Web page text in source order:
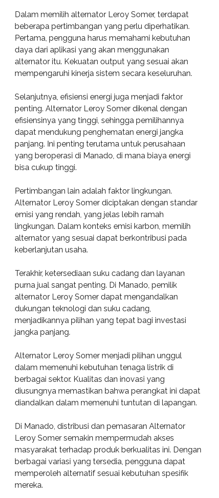
Dalam memilih alternator Leroy Somer, terdapat
beberapa pertimbangan yang perlu diperhatikan.
Pertama, pengguna harus memahami kebutuhan
daya dari aplikasi yang akan menggunakan
alternator itu. Kekuatan output yang sesuai akan
mempengaruhi kinerja sistem secara keseluruhan.
Selanjutnya, efisiensi energi juga menjadi faktor
penting. Alternator Leroy Somer dikenal dengan
efisiensinya yang tinggi, sehingga pemilihannya
dapat mendukung penghematan energi jangka
panjang. Ini penting terutama untuk perusahaan
yang beroperasi di Manado, di mana biaya energi
bisa cukup tinggi.
Pertimbangan lain adalah faktor lingkungan.
Alternator Leroy Somer diciptakan dengan standar
emisi yang rendah, yang jelas lebih ramah
lingkungan. Dalam konteks emisi karbon, memilih
alternator yang sesuai dapat berkontribusi pada
keberlanjutan usaha.
Terakhir, ketersediaan suku cadang dan layanan
purna jual sangat penting. Di Manado, pemilik
alternator Leroy Somer dapat mengandalkan
dukungan teknologi dan suku cadang,
menjadikannya pilihan yang tepat bagi investasi
jangka panjang.
Alternator Leroy Somer menjadi pilihan unggul
dalam memenuhi kebutuhan tenaga listrik di
berbagai sektor. Kualitas dan inovasi yang
diusungnya memastikan bahwa perangkat ini dapat
diandalkan dalam memenuhi tuntutan di lapangan.
Di Manado, distribusi dan pemasaran Alternator
Leroy Somer semakin mempermudah akses
masyarakat terhadap produk berkualitas ini. Dengan
berbagai variasi yang tersedia, pengguna dapat
memperoleh alternatif sesuai kebutuhan spesifik
mereka.